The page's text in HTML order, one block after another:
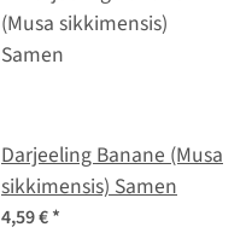
Darjeeling Banane (Musa
sikkimensis) Samen
4,59 €*